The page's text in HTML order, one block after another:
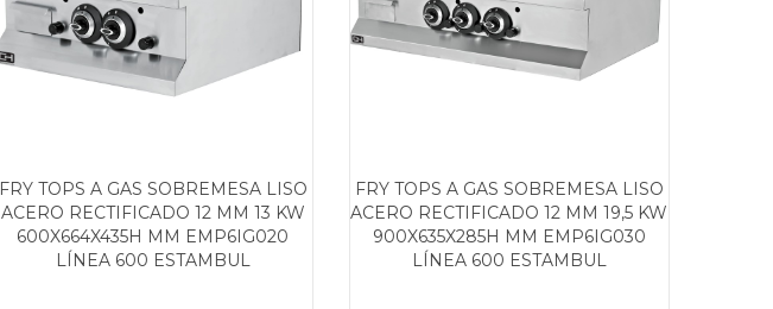
FRY TOPS A GAS SOBREMESA LISO
ACERO RECTIFICADO 12 MM 13 KW
600X664X435H MM EMP6IG020
LÍNEA 600 ESTAMBUL
FRY TOPS A GAS SOBREMESA LISO
ACERO RECTIFICADO 12 MM 19,5 KW
900X635X285H MM EMP6IG030
LÍNEA 600 ESTAMBUL